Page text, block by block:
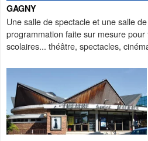
GAGNY
Une salle de spectacle et une salle
programmation faite sur mesure
scolaires... théâtre, spectacles,